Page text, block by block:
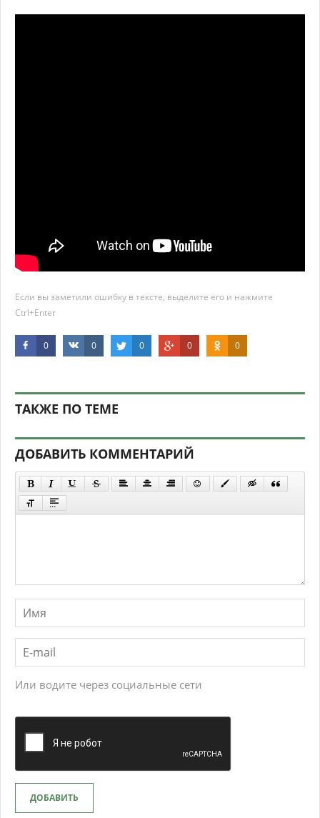
Если вы заметили ошибку в тексте, выделите его и нажмите
Ctrl+Enter
0 0 0 0 0
ТАКЖЕ ПО ТЕМЕ
ДОБАВИТЬ КОММЕНТАРИЙ
Или водите через социальные сети
ДОБАВИТЬ